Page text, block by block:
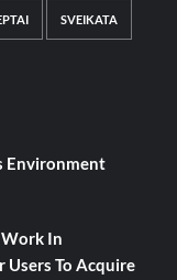
SVEIKATA
Environment
Work In
Users To Acquire